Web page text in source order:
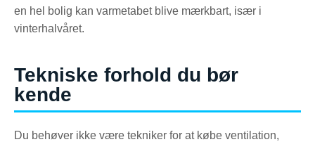
en hel bolig kan varmetabet blive mærkbart, især i
vinterhalvåret.
Tekniske forhold du bør
kende
Du behøver ikke være tekniker for at købe ventilation,